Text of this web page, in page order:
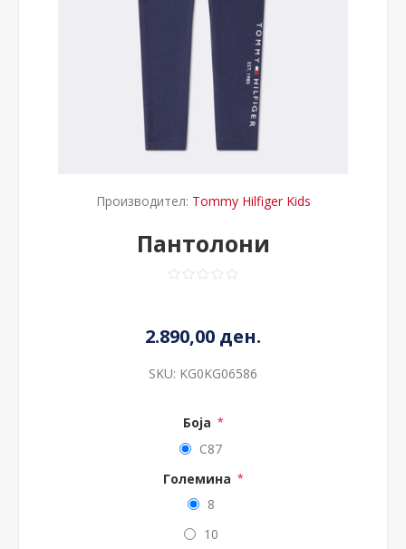
Производител: Tommy Hilfiger Kids
Пантолони
2.890,00 ден.
SKU: KG0KG06586
Боја *
C87
Големина *
8
10